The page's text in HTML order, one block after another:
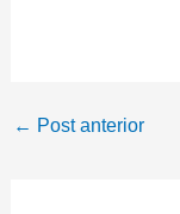
← Post anterior